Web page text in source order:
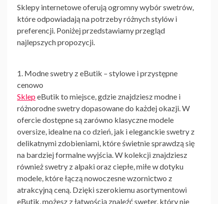
Sklepy internetowe oferują ogromny wybór swetrów,
które odpowiadają na potrzeby różnych stylów i
preferencji. Poniżej przedstawiamy przegląd
najlepszych propozycji.
1. Modne swetry z eButik – stylowe i przystępne
cenowo
SklepeButik to miejsce, gdzie znajdziesz modne i
różnorodne swetry dopasowane do każdej okazji. W
ofercie dostępne są zarówno klasyczne modele
oversize, idealne na co dzień, jak i eleganckie swetry z
delikatnymi zdobieniami, które świetnie sprawdzą się
na bardziej formalne wyjścia. W kolekcji znajdziesz
równieżswetry z alpakioraz ciepłe, miłe w dotyku
modele, które łączą nowoczesne wzornictwo z
atrakcyjną ceną. Dzięki szerokiemu asortymentowi
eButik, możesz z łatwością znaleźćsweter, który nie